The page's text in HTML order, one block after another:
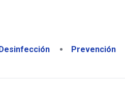
Prevención